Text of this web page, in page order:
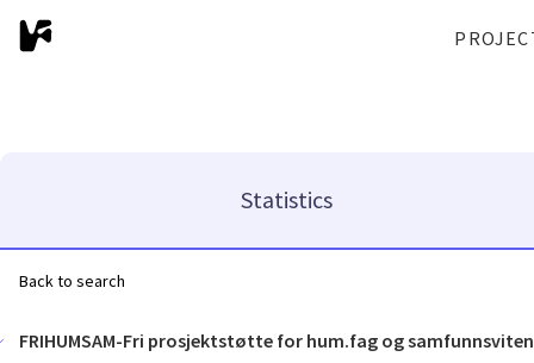
Statistics
Back to search
FRIHUMSAM-Fri prosjektstøtte for hum.fag og